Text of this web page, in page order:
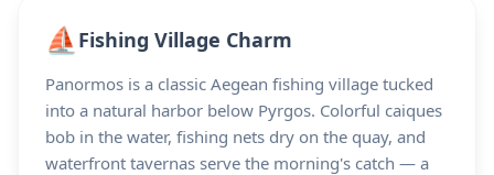
⛵ Fishing Village Charm
Panormos is a classic Aegean fishing village tucked
into a natural harbor below Pyrgos. Colorful caiques
bob in the water, fishing nets dry on the quay, and
waterfront tavernas serve the morning's catch — a